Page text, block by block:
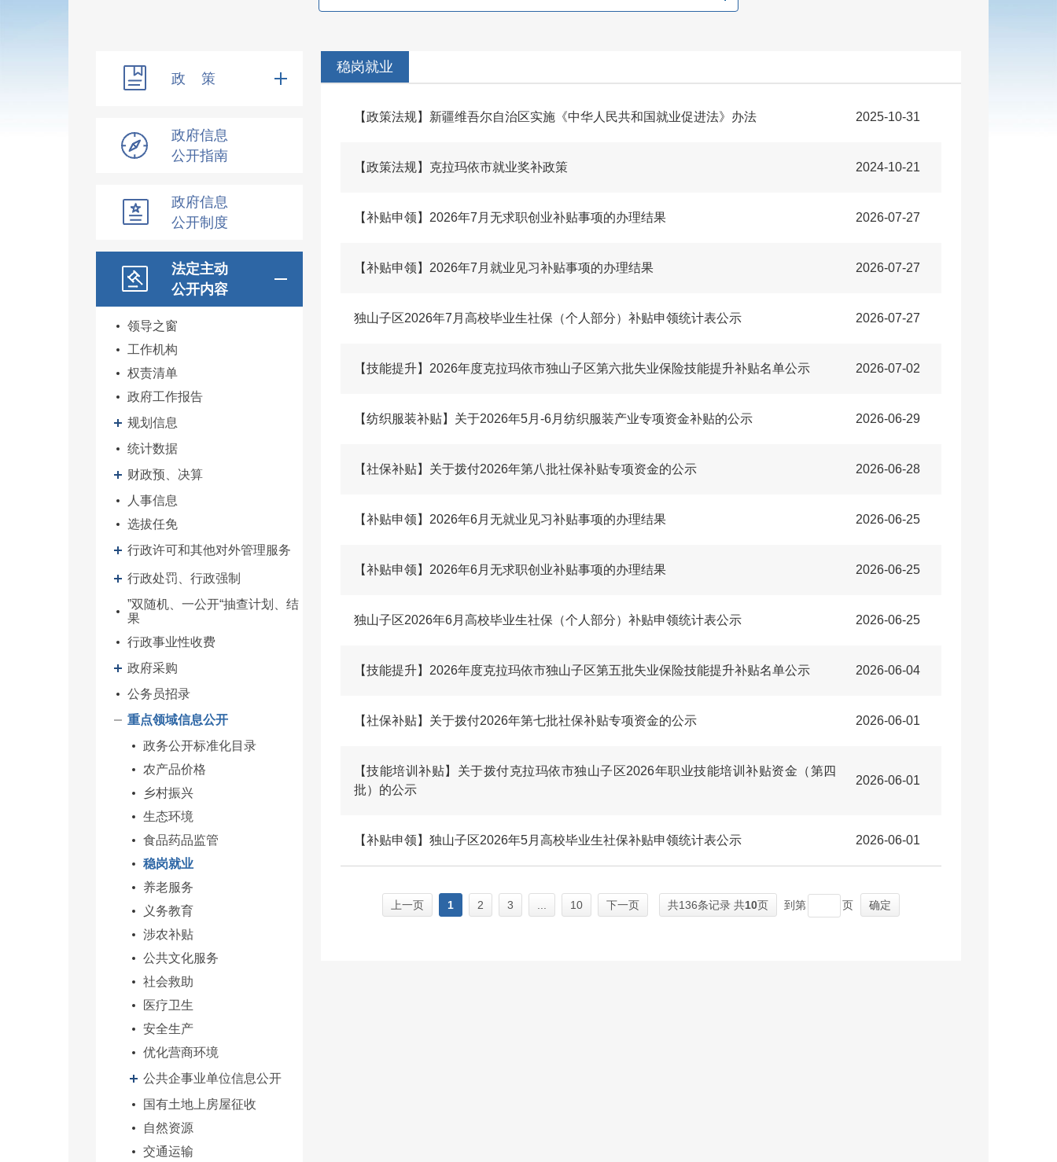
政 策
政府信息
公开指南
政府信息
公开制度
法定主动
公开内容
领导之窗
工作机构
权责清单
政府工作报告
规划信息
统计数据
财政预、决算
人事信息
选拔任免
行政许可和其他对外管理服务
行政处罚、行政强制
”双随机、一公开“抽查计划、结
果
行政事业性收费
政府采购
公务员招录
重点领域信息公开
政务公开标准化目录
农产品价格
乡村振兴
生态环境
食品药品监管
稳岗就业
养老服务
义务教育
涉农补贴
公共文化服务
社会救助
医疗卫生
安全生产
优化营商环境
公共企事业单位信息公开
国有土地上房屋征收
自然资源
交通运输
稳岗就业
【政策法规】新疆维吾尔自治区实施《中华人民共和国就业促进法》办法 2025-10-31
【政策法规】克拉玛依市就业奖补政策 2024-10-21
【补贴申领】2026年7月无求职创业补贴事项的办理结果 2026-07-27
【补贴申领】2026年7月就业见习补贴事项的办理结果 2026-07-27
独山子区2026年7月高校毕业生社保（个人部分）补贴申领统计表公示 2026-07-27
【技能提升】2026年度克拉玛依市独山子区第六批失业保险技能提升补贴名单公示 2026-07-02
【纺织服装补贴】关于2026年5月-6月纺织服装产业专项资金补贴的公示 2026-06-29
【社保补贴】关于拨付2026年第八批社保补贴专项资金的公示 2026-06-28
【补贴申领】2026年6月无就业见习补贴事项的办理结果 2026-06-25
【补贴申领】2026年6月无求职创业补贴事项的办理结果 2026-06-25
独山子区2026年6月高校毕业生社保（个人部分）补贴申领统计表公示 2026-06-25
【技能提升】2026年度克拉玛依市独山子区第五批失业保险技能提升补贴名单公示 2026-06-04
【社保补贴】关于拨付2026年第七批社保补贴专项资金的公示 2026-06-01
【技能培训补贴】关于拨付克拉玛依市独山子区2026年职业技能培训补贴资金（第四
批）的公示
2026-06-01
【补贴申领】独山子区2026年5月高校毕业生社保补贴申领统计表公示 2026-06-01
上一页 1 2 3 10 下一页 共136条记录 共10页 到第 页 确定